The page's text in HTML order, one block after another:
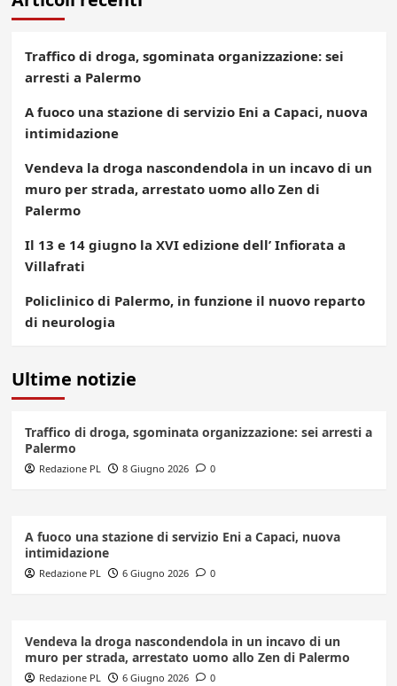
Traffico di droga, sgominata organizzazione: sei
arresti a Palermo
A fuoco una stazione di servizio Eni a Capaci, nuova
intimidazione
Vendeva la droga nascondendola in un incavo di un
muro per strada, arrestato uomo allo Zen di
Palermo
Il 13 e 14 giugno la XVI edizione dell’ Infiorata a
Villafrati
Policlinico di Palermo, in funzione il nuovo reparto
di neurologia
Ultime notizie
Traffico di droga, sgominata organizzazione: sei arresti a
Palermo
Redazione PL 8 Giugno 2026 0
A fuoco una stazione di servizio Eni a Capaci, nuova
intimidazione
Redazione PL 6 Giugno 2026 0
Vendeva la droga nascondendola in un incavo di un
muro per strada, arrestato uomo allo Zen di Palermo
Redazione PL 6 Giugno 2026 0